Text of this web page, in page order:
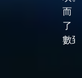
而
了
數